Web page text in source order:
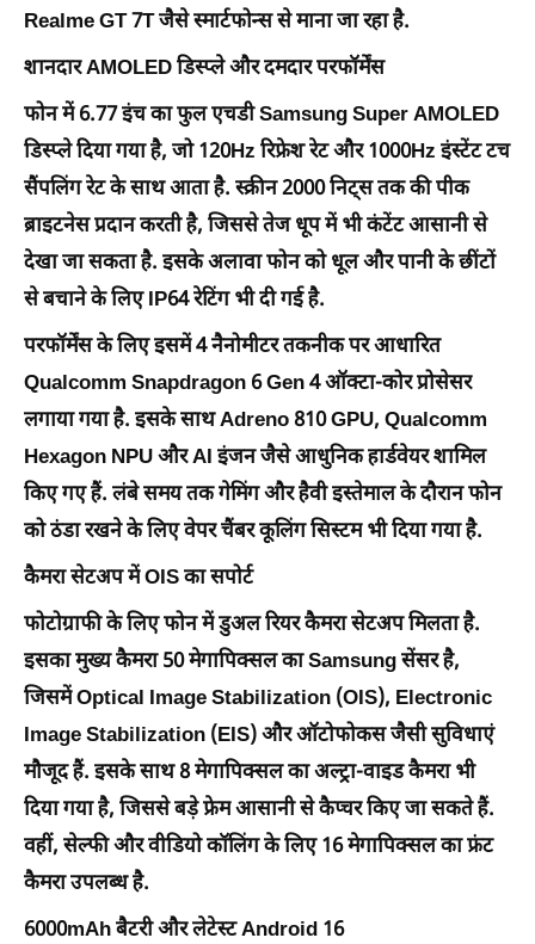
Realme GT 7T जैसे स्मार्टफोन्स से माना जा रहा है.
शानदार AMOLED डिस्प्ले और दमदार परफॉर्मेंस
फोन में 6.77 इंच का फुल एचडी Samsung Super AMOLED
डिस्प्ले दिया गया है, जो 120Hz रिफ्रेश रेट और 1000Hz इंस्टेंट टच
सैंपलिंग रेट के साथ आता है. स्क्रीन 2000 निट्स तक की पीक
ब्राइटनेस प्रदान करती है, जिससे तेज धूप में भी कंटेंट आसानी से
देखा जा सकता है. इसके अलावा फोन को धूल और पानी के छींटों
से बचाने के लिए IP64 रेटिंग भी दी गई है.
परफॉर्मेंस के लिए इसमें 4 नैनोमीटर तकनीक पर आधारित
Qualcomm Snapdragon 6 Gen 4 ऑक्टा-कोर प्रोसेसर
लगाया गया है. इसके साथ Adreno 810 GPU, Qualcomm
Hexagon NPU और AI इंजन जैसे आधुनिक हार्डवेयर शामिल
किए गए हैं. लंबे समय तक गेमिंग और हैवी इस्तेमाल के दौरान फोन
को ठंडा रखने के लिए वेपर चैंबर कूलिंग सिस्टम भी दिया गया है.
कैमरा सेटअप में OIS का सपोर्ट
फोटोग्राफी के लिए फोन में डुअल रियर कैमरा सेटअप मिलता है.
इसका मुख्य कैमरा 50 मेगापिक्सल का Samsung सेंसर है,
जिसमें Optical Image Stabilization (OIS), Electronic
Image Stabilization (EIS) और ऑटोफोकस जैसी सुविधाएं
मौजूद हैं. इसके साथ 8 मेगापिक्सल का अल्ट्रा-वाइड कैमरा भी
दिया गया है, जिससे बड़े फ्रेम आसानी से कैप्चर किए जा सकते हैं.
वहीं, सेल्फी और वीडियो कॉलिंग के लिए 16 मेगापिक्सल का फ्रंट
कैमरा उपलब्ध है.
6000mAh बैटरी और लेटेस्ट Android 16